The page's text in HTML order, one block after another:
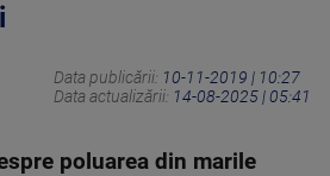
Data publicării: 10-11-2019 | 10:27
Data actualizării: 14-08-2025 | 05:41
poluarea din marile